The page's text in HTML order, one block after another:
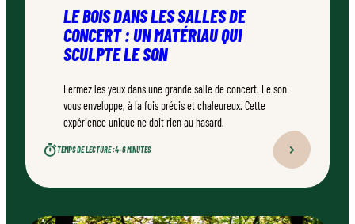
LE BOIS DANS LES SALLES DE
CONCERT : UN MATÉRIAU QUI
SCULPTE LE SON
Fermez les yeux dans une grande salle de concert. Le son
vous enveloppe, à la fois précis et chaleureux. Cette
expérience unique ne doit rien au hasard.
TEMPS DE LECTURE :4–6 MINUTES